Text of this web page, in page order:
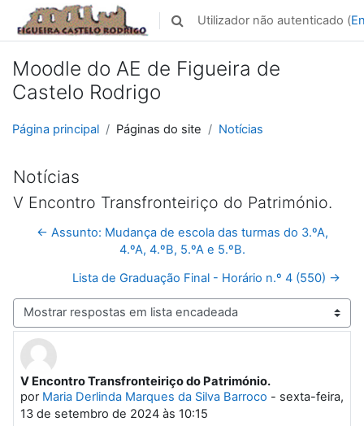
Ir para o conteúdo principal
Alternar a entrada da pesquisa
Utilizador não autenticado (
Moodle do AE de Figueira de
Castelo Rodrigo
Página principal Páginas do site Notícias
Notícias
V Encontro Transfronteiriço do Património.
← Assunto: Mudança de escola das turmas do 3.ºA,
4.ºA, 4.ºB, 5.ºA e 5.ºB.
Lista de Graduação Final - Horário n.º 4 (550) →
Modo de visualização
V Encontro Transfronteiriço do Património.
por Maria Derlinda Marques da Silva Barroco - sexta-feira,
13 de setembro de 2024 às 10:15
Número de respostas: 0